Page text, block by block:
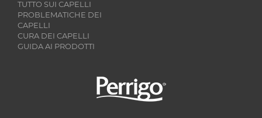
Image
TUTTO SUI CAPELLI
PROBLEMATICHE DEI
CAPELLI
CURA DEI CAPELLI
GUIDA AI PRODOTTI